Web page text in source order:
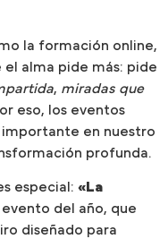
la formación online,
el alma pide más: pide
, miradas que
eso, los eventos
importante en nuestro
profunda.
especial: «La
del año, que
diseñado para